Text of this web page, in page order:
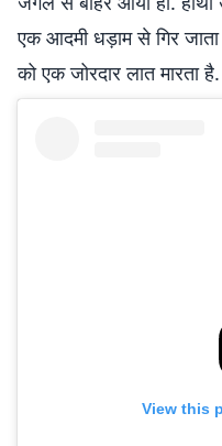
एक आदमी धड़ाम से गिर
को एक जोरदार लात मारता है.
View this